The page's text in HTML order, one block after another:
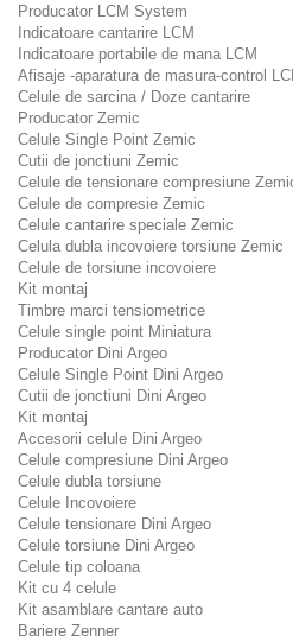
Producator LCM System
Indicatoare cantarire LCM
Indicatoare portabile de mana LCM
Afisaje -aparatura de masura-control
Celule de sarcina / Doze cantarire
Producator Zemic
Celule Single Point Zemic
Cutii de jonctiuni Zemic
Celule de tensionare compresiune
Celule de compresie Zemic
Celule cantarire speciale Zemic
Celula dubla incovoiere torsiune Zemic
Celule de torsiune incovoiere
Kit montaj
Timbre marci tensiometrice
Celule single point Miniatura
Producator Dini Argeo
Celule Single Point Dini Argeo
Cutii de jonctiuni Dini Argeo
Kit montaj
Accesorii celule Dini Argeo
Celule compresiune Dini Argeo
Celule dubla torsiune
Celule Incovoiere
Celule tensionare Dini Argeo
Celule torsiune Dini Argeo
Celule tip coloana
Kit cu 4 celule
Kit asamblare cantare auto
Bariere Zenner